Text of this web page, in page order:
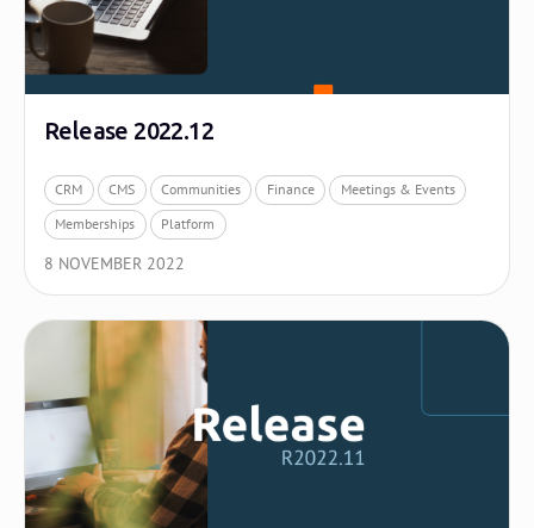
Release 2022.12
CRM CMS Communities Finance
Meetings & Events
Memberships
Platform
8 NOVEMBER 2022